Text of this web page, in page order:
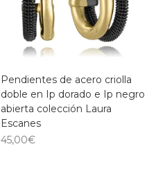
Pendientes de acero criolla
doble en Ip dorado e Ip negro
abierta colección Laura
Escanes
45,00€